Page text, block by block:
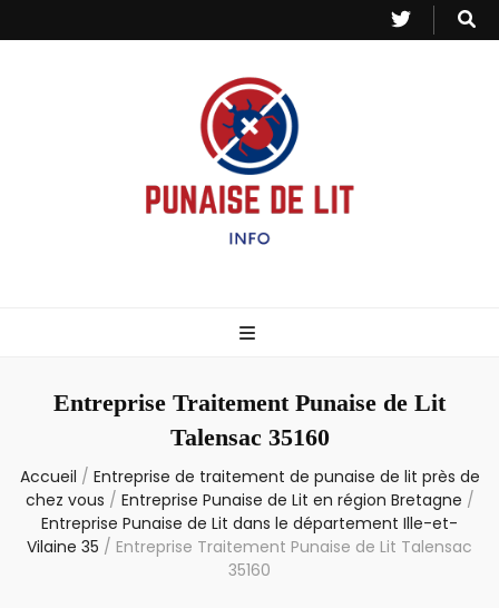
– Info
Entreprise Traitement Punaise de Lit
Talensac 35160
Accueil / Entreprise de traitement de punaise de lit près de
chez vous / Entreprise Punaise de Lit en région Bretagne /
Entreprise Punaise de Lit dans le département Ille-et-
Vilaine 35 / Entreprise Traitement Punaise de Lit Talensac
35160